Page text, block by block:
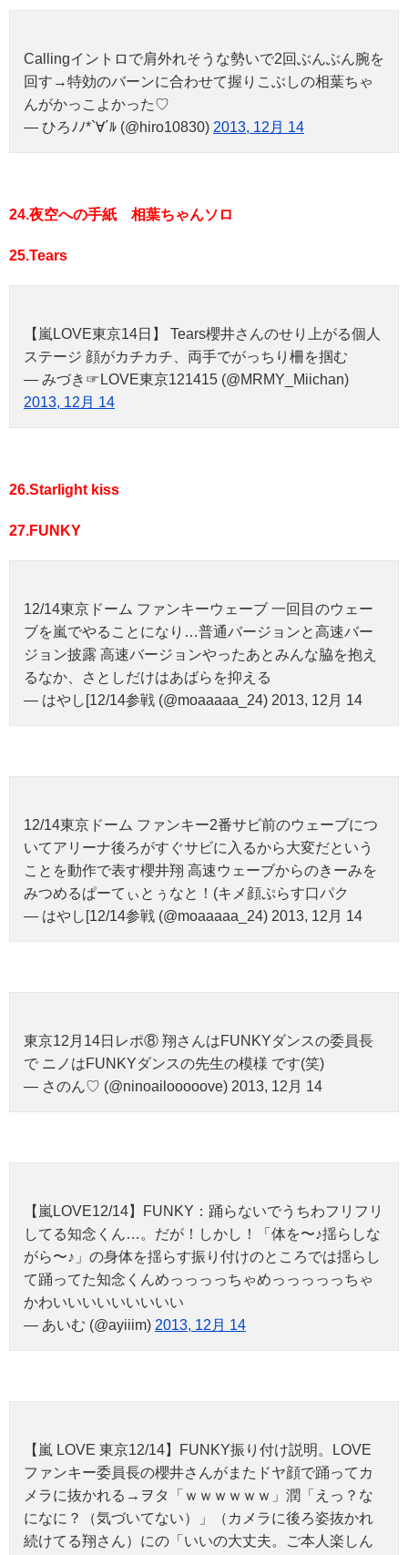
Callingイントロで肩外れそうな勢いで2回ぶんぶん腕を
回す→特効のバーンに合わせて握りこぶしの相葉ちゃ
んがかっこよかった♡
— ひろﾉﾉ*`∀´ﾙ (@hiro10830) 2013, 12月 14
24.夜空への手紙 相葉ちゃんソロ
25.Tears
【嵐LOVE東京14日】 Tears櫻井さんのせり上がる個人
ステージ 顔がカチカチ、両手でがっちり柵を掴む
— みづき☞LOVE東京121415 (@MRMY_Miichan)
2013, 12月 14
26.Starlight kiss
27.FUNKY
12/14東京ドーム ファンキーウェーブ 一回目のウェー
ブを嵐でやることになり…普通バージョンと高速バー
ジョン披露 高速バージョンやったあとみんな脇を抱え
るなか、さとしだけはあばらを抑える
— はやし[12/14参戦 (@moaaaaa_24) 2013, 12月 14
12/14東京ドーム ファンキー2番サビ前のウェーブにつ
いてアリーナ後ろがすぐサビに入るから大変だという
ことを動作で表す櫻井翔 高速ウェーブからのきーみを
みつめるぱーてぃとぅなと！(キメ顔ぷらす口パク
— はやし[12/14参戦 (@moaaaaa_24) 2013, 12月 14
東京12月14日レポ⑧ 翔さんはFUNKYダンスの委員長
で ニノはFUNKYダンスの先生の模様 です(笑)
— さのん♡ (@ninoailooooove) 2013, 12月 14
【嵐LOVE12/14】FUNKY：踊らないでうちわフリフリ
してる知念くん…。だが！しかし！「体を〜♪揺らしな
がら〜♪」の身体を揺らす振り付けのところでは揺らし
て踊ってた知念くんめっっっっちゃめっっっっっちゃ
かわいいいいいいいいい
— あいむ (@ayiiim) 2013, 12月 14
【嵐 LOVE 東京12/14】FUNKY振り付け説明。LOVE
ファンキー委員長の櫻井さんがまたドヤ顔で踊ってカ
メラに抜かれる→ヲタ「ｗｗｗｗｗｗ」潤「えっ？な
になに？（気づいてない）」（カメラに後ろ姿抜かれ
続けてる翔さん）にの「いいの大丈夫。ご本人楽しん